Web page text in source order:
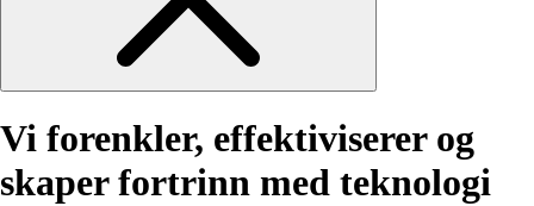
Vi forenkler, effektiviserer og
skaperfortrinn med teknologi